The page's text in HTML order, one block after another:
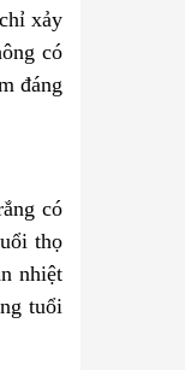
xảy
có
đáng
có
thọ
nhiệt
tuổi